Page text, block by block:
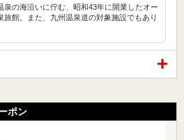
泉の海沿いに佇む、昭和43年に開業したオー
旅館。また、九州温泉道の対象施設でもあり
ポン